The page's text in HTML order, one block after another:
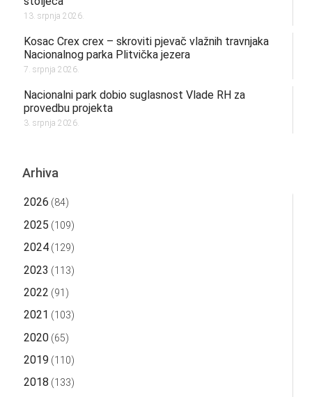
13. srpnja 2026.
Kosac Crex crex – skroviti pjevač vlažnih travnjaka
Nacionalnog parka Plitvička jezera
7. srpnja 2026.
Nacionalni park dobio suglasnost Vlade RH za
provedbu projekta
3. srpnja 2026.
Arhiva
2026 (84)
2025 (109)
2024(129)
2023 (113)
2022 (91)
2021 (103)
2020(65)
2019 (110)
2018 (133)